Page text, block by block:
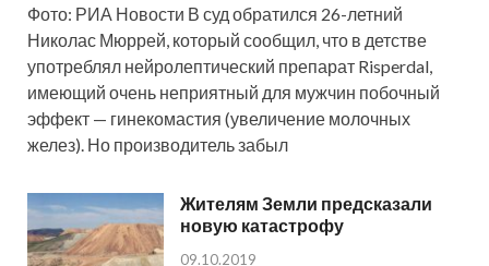
Фото: РИА Новости В суд обратился 26-летний
Николас Мюррей, который сообщил, что в детстве
употреблял нейролептический препарат Risperdal,
имеющий очень неприятный для мужчин побочный
эффект — гинекомастия (увеличение молочных
желез). Но производитель забыл
Жителям Земли предсказали
новую катастрофу
09.10.2019